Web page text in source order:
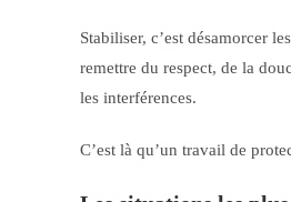
Stabiliser, c’est désamorcer
remettre du respect, de la
les interférences.
C’est là qu’un travail de